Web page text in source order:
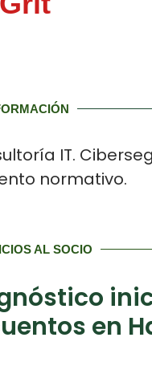
IT.
normativo.
AL SOCIO
en